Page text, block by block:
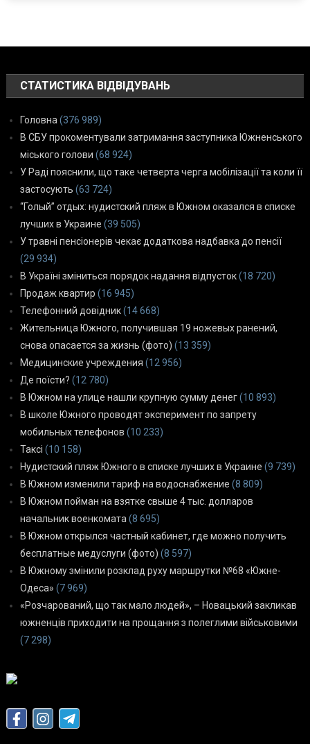
СТАТИСТИКА ВІДВІДУВАНЬ
Головна (376 989)
В СБУ прокоментували затримання заступника Южненського
міського голови (68 924)
У Раді пояснили, що таке четверта черга мобілізації та коли її
застосують (63 724)
“Голый” отдых: нудистский пляж в Южном оказался в списке
лучших в Украине (39 505)
У травні пенсіонерів чекає додаткова надбавка до пенсії
(29 934)
В Україні зміниться порядок надання відпусток(18 720)
Продаж квартир (16 945)
Телефонний довідник(14 668)
Жительница Южного, получившая 19 ножевых ранений,
снова опасается за жизнь (фото) (13 359)
Медицинские учреждения (12 956)
Де поїсти? (12 780)
В Южном на улице нашли крупную сумму денег(10 893)
В школе Южного проводят эксперимент по запрету
мобильных телефонов (10 233)
Таксі (10 158)
Нудистский пляж Южного в списке лучших в Украине (9 739)
В Южном изменили тариф на водоснабжение (8 809)
В Южном пойман на взятке свыше 4 тыс. долларов
начальник военкомата (8 695)
В Южном открылся частный кабинет, где можно получить
бесплатные медуслуги (фото) (8 597)
В Южному змінили розклад руху маршрутки №68 «Южне-
Одеса» (7 969)
«Розчарований, що так мало людей», – Новацький закликав
южненців приходити на прощання з полеглими військовими
(7 298)